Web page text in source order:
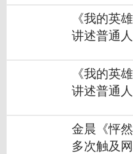
《我的英
讲述普通
《我的英
讲述普通
金晨《怦
多次触及